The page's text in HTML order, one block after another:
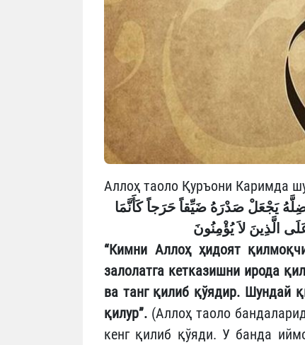
Аллоҳ таоло Қуръони Каримда
يَجْعَلْ صَدْرَهُ ضَيِّقاً حَرَجاً كَأَنَّمَا
الَّذِينَ لاَ يُؤْمِنُونَ
“Кимни Аллоҳ ҳидоят
залолатга кетказишни ирода
ва танг қилиб қўядир. Шундай
қилур”. (Аллоҳ таоло
кенг қилиб қўяди. У банда